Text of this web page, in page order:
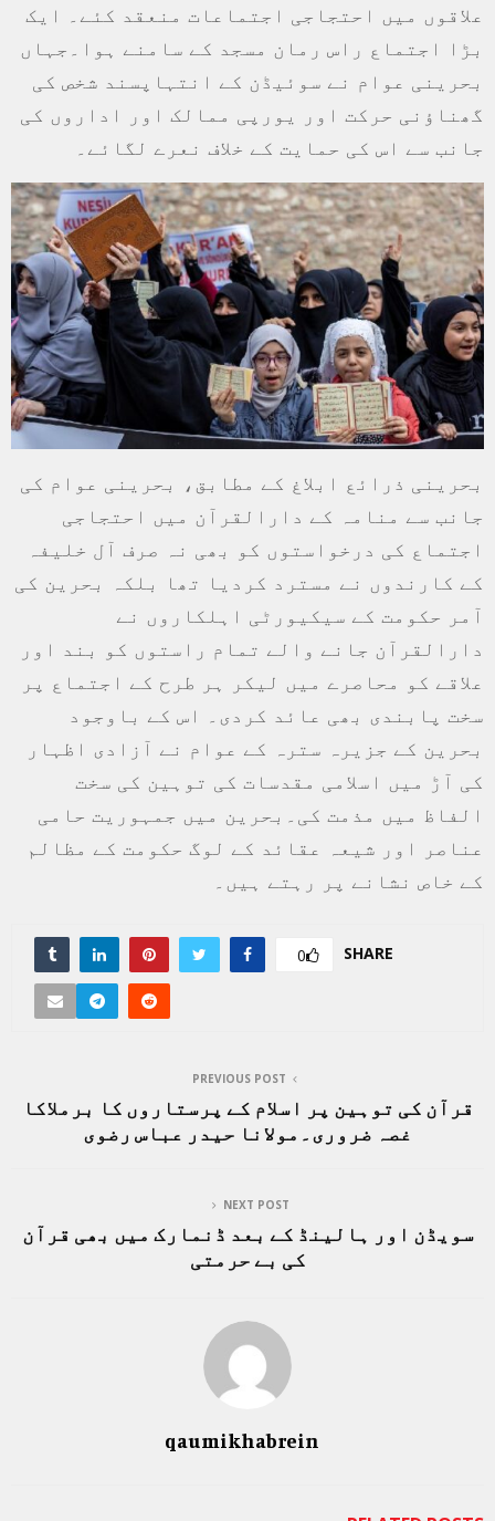
علاقوں میں احتجاجی اجتماعات منعقد کئے۔ ایک
بڑا اجتماع راس رمان مسجد کے سامنے ہوا۔جہاں
بحرینی عوام نے سوئیڈن کے انتہاپسند شخص کی
گھناؤنی حرکت اور یورپی ممالک اور اداروں کی
جانب سے اس کی حمایت کے خلاف نعرے لگائے۔
بحرینی ذرائع ابلاغ کے مطابق، بحرینی عوام کی
جانب سے منامہ کے دارالقرآن میں احتجاجی
اجتماع کی درخواستوں کو بھی نہ صرف آل خلیفہ
کے کارندوں نے مسترد کردیا تھا بلکہ بحرین کی
آمر حکومت کے سیکیورٹی اہلکاروں نے
دارالقرآن جانے والے تمام راستوں کو بند اور
علاقے کو محاصرے میں لیکر ہر طرح کے اجتماع پر
سخت پابندی بھی عائد کردی۔ اس کے باوجود
بحرین کے جزیرہ سترہ کے عوام نے آزادی اظہار
کی آڑ میں اسلامی مقدسات کی توہین کی سخت
الفاظ میں مذمت کی۔بحرین میں جمہوریت حامی
عناصر اور شیعہ عقائد کے لوگ حکومت کے مظالم
کے خاص نشانے پر رہتے ہیں۔
SHARE
0
PREVIOUS POST
قرآن کی توہین پر اسلام کے پرستاروں کا برملاکا
غصہ ضروری۔مولانا حیدر عباس رضوی
NEXT POST
سویڈن اور ہالینڈ کے بعد ڈنمارک میں بھی قرآن
کی بے حرمتی
qaumikhabrein